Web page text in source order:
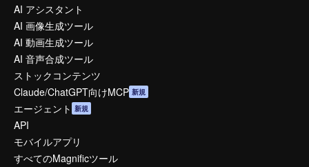
AI アシスタント
AI 画像生成ツール
AI 動画生成ツール
AI 音声合成ツール
ストックコンテンツ
Claude/ChatGPT向けMCP 新規
エージェント 新規
API
モバイルアプリ
すべてのMagnificツール